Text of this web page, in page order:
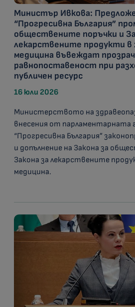
Министър Ивкова:
“Прогресивна България”
обществените поръчки и
лекарствените продукти в
медицина въвеждат
равнопоставеност при
публичен ресурс
16 юли 2026
Министерството на
внесения от парламентарната
“Прогресивна България”
и допълнение на Закона за
Закона за лекарствените
медицина.